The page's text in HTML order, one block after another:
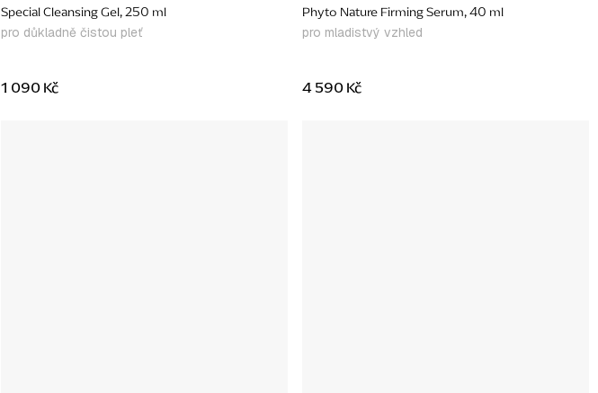
Special Cleansing Gel, 250 ml
pro důkladně čistou pleť
1 090 Kč
Phyto Nature Firming Serum, 40 ml
pro mladistvý vzhled
4 590 Kč